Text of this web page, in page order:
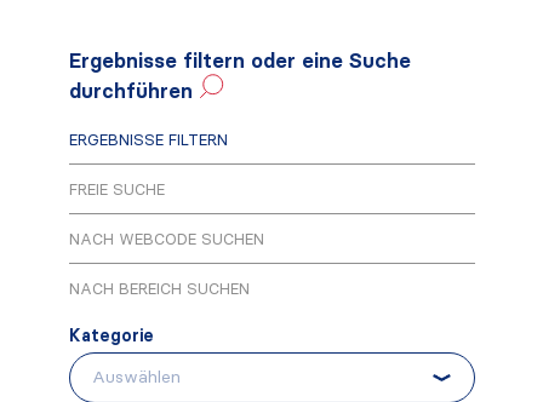
Ergebnisse filtern oder eine Suche
durchführen
ERGEBNISSE FILTERN
FREIE SUCHE
NACH WEBCODE SUCHEN
NACH BEREICH SUCHEN
Kategorie